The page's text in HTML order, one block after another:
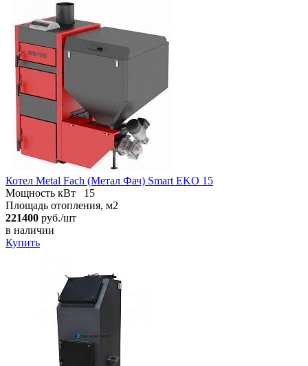
Котел Metal Fach (Метал Фач) Smart EKO 15
Мощность кВт
15
Площадь отопления, м2
221400 руб./шт
в наличии
Купить